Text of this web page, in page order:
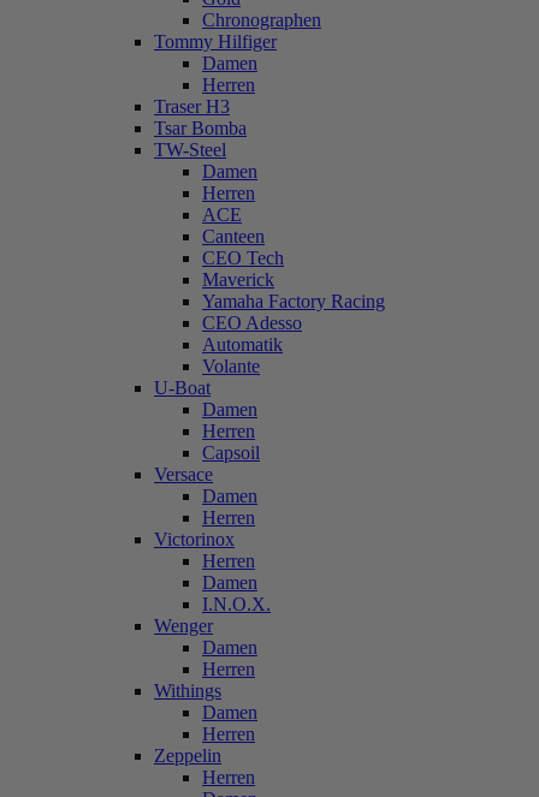
Chronographen
Tommy Hilfiger
Damen
Herren
Traser H3
Tsar Bomba
TW-Steel
Damen
Herren
ACE
Canteen
CEO Tech
Maverick
Yamaha Factory Racing
CEO Adesso
Automatik
Volante
U-Boat
Damen
Herren
Capsoil
Versace
Damen
Herren
Victorinox
Herren
Damen
I.N.O.X.
Wenger
Damen
Herren
Withings
Damen
Herren
Zeppelin
Herren